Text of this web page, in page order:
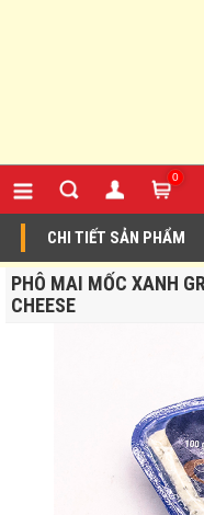
0
CHI TIẾT SẢN PHẨM
PHÔ MAI MỐC XANH
CHEESE